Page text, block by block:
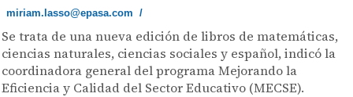
miriam.lasso@epasa.com /
Se trata de una nueva edición de libros de matemáticas,
ciencias naturales, ciencias sociales y español, indicó la
coordinadora general del programa Mejorando la
Eficiencia y Calidad del Sector Educativo (MECSE).